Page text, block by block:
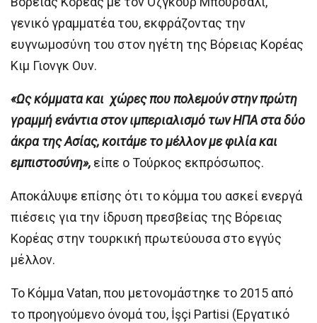
γενικό γραμματέα του, εκφράζοντας την
ευγνωμοσύνη του στον ηγέτη της Βόρειας Κορέας
Κιμ Γιονγκ Ουν.
«Ως κόμματα και χώρες που πολεμούν στην πρώτη
γραμμή ενάντια στον ιμπεριαλισμό των ΗΠΑ στα δύο
άκρα της Ασίας, κοιτάμε το μέλλον με φιλία και
εμπιστοσύνη», είπε ο Τούρκος εκπρόσωπος.
Αποκάλυψε επίσης ότι το κόμμα του ασκεί ενεργά
πιέσεις για την ίδρυση πρεσβείας της Βόρειας
Κορέας στην τουρκική πρωτεύουσα στο εγγύς
μέλλον.
Το Κόμμα Vatan, που μετονομάστηκε το 2015 από
το προηγούμενο όνομά του, İşçi Partisi (Εργατικό